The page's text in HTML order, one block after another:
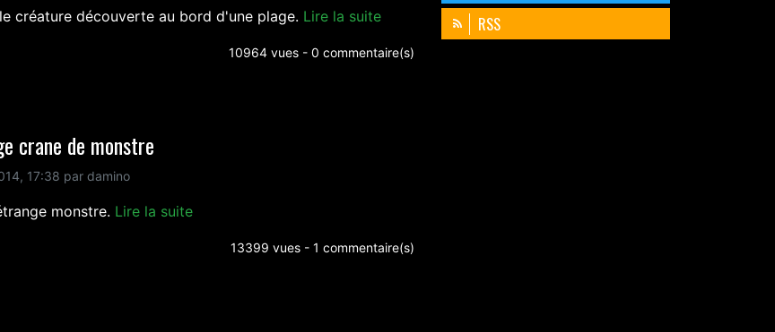
créature découverte au bord d'une plage. Lire la suite
10964 vues - 0 commentaire(s)
crane de monstre
17:38 par damino
monstre. Lire la suite
13399 vues - 1 commentaire(s)
RSS